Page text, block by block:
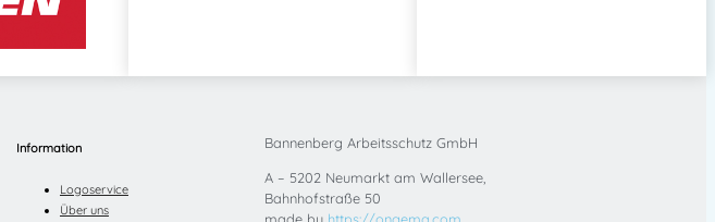
Information
Logoservice
Über uns
Bannenberg Arbeitsschutz GmbH
A – 5202 Neumarkt am Wallersee,
Bahnhofstraße 50
made by https://ongema.com